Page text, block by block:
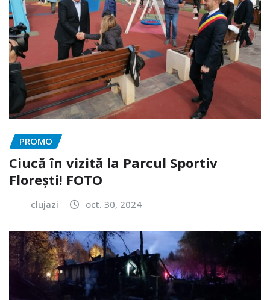
PROMO
Ciucă în vizită la Parcul Sportiv
Florești! FOTO
clujazi oct. 30, 2024